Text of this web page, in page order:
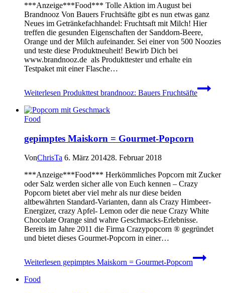
***Anzeige***Food*** Tolle Aktion im August bei
Brandnooz Von Bauers Fruchtsäfte gibt es nun etwas ganz
Neues im Getränkefachhandel: Fruchtsaft mit Milch! Hier
treffen die gesunden Eigenschaften der Sanddorn-Beere,
Orange und der Milch aufeinander. Sei einer von 500 Noozies
und teste diese Produktneuheit! Bewirb Dich bei
www.brandnooz.de als Produkttester und erhalte ein
Testpaket mit einer Flasche…
Weiterlesen Produkttest brandnooz: Bauers Fruchtsäfte
Food
gepimptes Maiskorn = Gourmet-Popcorn
VonChrisTa 6. März 201428. Februar 2018
***Anzeige***Food*** Herkömmliches Popcorn mit Zucker
oder Salz werden sicher alle von Euch kennen – Crazy
Popcorn bietet aber viel mehr als nur diese beiden
altbewährten Standard-Varianten, dann als Crazy Himbeer-
Energizer, crazy Apfel- Lemon oder die neue Crazy White
Chocolate Orange sind wahre Geschmacks-Erlebnisse.
Bereits im Jahre 2011 die Firma Crazypopcorn ® gegründet
und bietet dieses Gourmet-Popcorn in einer…
Weiterlesen gepimptes Maiskorn = Gourmet-Popcorn
Food